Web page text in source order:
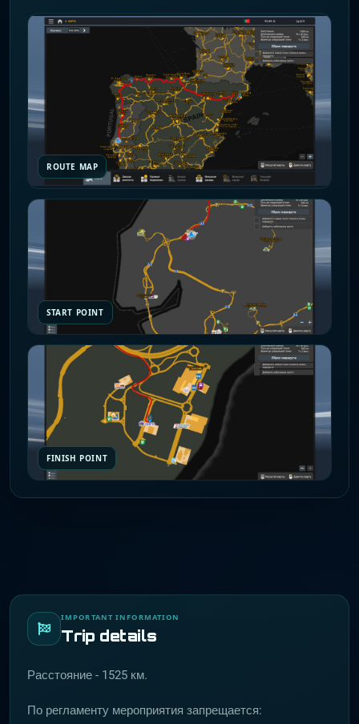
ROUTE MAP
START POINT
FINISH POINT
IMPORTANT INFORMATION
Trip details
Расстояние - 1525 км.
По регламенту мероприятия запрещается: